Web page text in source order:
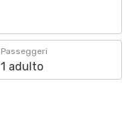
Passeggeri
1 adulto